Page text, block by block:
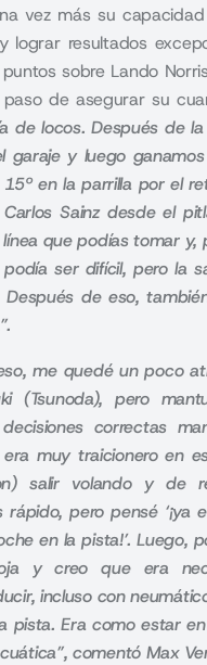
vez más su
lograr resultados
sobre Lando
de asegurar su
de locos. Después de
garaje y luego
en la parrilla por el
Sainz desde el
que podías tomar y,
ser difícil, pero la
Después de eso,
me quedé un poco
(Tsunoda), pero
correctas
muy traicionero en
salir volando y de
rápido, pero pensé ‘¡ya
en la pista!’. Luego,
y creo que era
incluso con
pista. Era como estar
comentó Max